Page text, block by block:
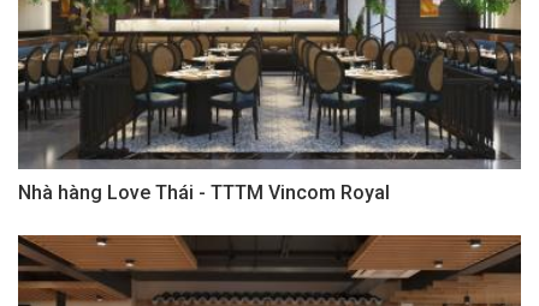
Nhà hàng Love Thái - TTTM Vincom Royal